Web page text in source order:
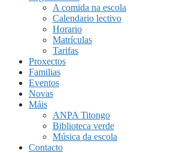
A comida na escola
Calendario lectivo
Horario
Matrículas
Tarifas
Proxectos
Familias
Eventos
Novas
Máis
ANPA Titongo
Biblioteca verde
Música da escola
Contacto